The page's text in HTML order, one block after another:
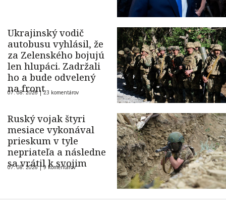
Ukrajinský vodič
autobusu vyhlásil, že
za Zelenského bojujú
len hlupáci. Zadržali
ho a bude odvelený
na front
07. 08. 2026 |23 komentárov
Ruský vojak štyri
mesiace vykonával
prieskum v tyle
nepriateľa a následne
sa vrátil k svojim
07. 08. 2026 |9 komentárov